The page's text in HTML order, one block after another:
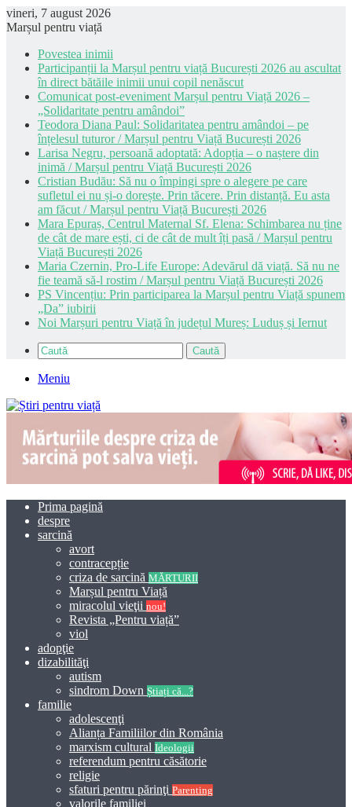
vineri, 7 august 2026
Marșul pentru viață
Povestea inimii
Participanții la Marșul pentru viață București 2026 au ascultat
în direct bătăile inimii unui copil nenăscut
Comunicat post-eveniment Marșul pentru Viață 2026 –
„Solidaritate pentru amândoi”
Teodora Diana Paul: Solidaritatea pentru amândoi – pe
înțelesul tuturor / Marșul pentru Viață București 2026
Larisa Negru, persoană adoptată: Adopția – o naștere din
inimă / Marșul pentru Viață București 2026
Cristian Budău: Să nu o împingi spre o alegere pe care
sufletul ei nu și-o dorește. Prin tăcere. Prin distanță. Eu asta
am făcut / Marșul pentru Viață București 2026
Mara Epuraș, Centrul Maternal Sf. Elena: Schimbarea nu ține
de cât de mare ești, ci de cât de mult îți pasă / Marșul pentru
Viață București 2026
Maria Czernin, Pro-Life Europe: Adevărul dă viață. Să nu ne
fie teamă să-l rostim / Marșul pentru Viață București 2026
PS Vincențiu: Prin participarea la Marșul pentru Viață spunem
„Da” iubirii
Noi Marșuri pentru Viață în județul Mureș: Luduș și Iernut
Caută
Meniu
Prima pagină
despre
sarcină
avort
contracepție
criza de sarcină MĂRTURII
Marșul pentru Viață
miracolul vieţii nou!
Revista „Pentru viață”
viol
adopţie
dizabilităţi
autism
sindrom Down Știați că...?
familie
adolescenţi
Alianța Familiilor din România
marxism cultural Ideologii
referendum pentru căsătorie
religie
sfaturi pentru părinţi Parenting
valorile familiei